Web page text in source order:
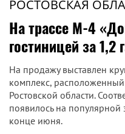
РОСТОВСКАЯ
На трассе М-4
гостиницей за 1,2
На продажу выставлен
комплекс,
Ростовской области.
появилось на
конце июня.